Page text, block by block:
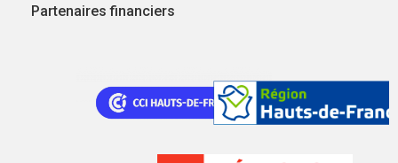
Partenaires financiers